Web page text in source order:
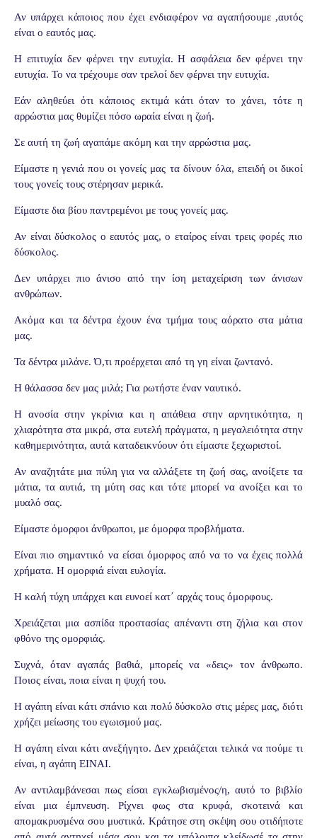
Αν υπάρχει κάποιος που έχει ενδιαφέρον να αγαπήσουμε ,αυτός
είναι ο εαυτός μας.
Η επιτυχία δεν φέρνει την ευτυχία. Η ασφάλεια δεν φέρνει την
ευτυχία. Το να τρέχουμε σαν τρελοί δεν φέρνει την ευτυχία.
Εάν αληθεύει ότι κάποιος εκτιμά κάτι όταν το χάνει, τότε η
αρρώστια μας θυμίζει πόσο ωραία είναι η ζωή.
Σε αυτή τη ζωή αγαπάμε ακόμη και την αρρώστια μας.
Είμαστε η γενιά που οι γονείς μας τα δίνουν όλα, επειδή οι δικοί
τους γονείς τους στέρησαν μερικά.
Είμαστε δια βίου παντρεμένοι με τους γονείς μας.
Αν είναι δύσκολος ο εαυτός μας, ο εταίρος είναι τρεις φορές πιο
δύσκολος.
Δεν υπάρχει πιο άνισο από την ίση μεταχείριση των άνισων
ανθρώπων.
Ακόμα και τα δέντρα έχουν ένα τμήμα τους αόρατο στα μάτια
μας.
Τα δέντρα μιλάνε. Ό,τι προέρχεται από τη γη είναι ζωντανό.
Η θάλασσα δεν μας μιλά; Για ρωτήστε έναν ναυτικό.
Η ανοσία στην γκρίνια και η απάθεια στην αρνητικότητα, η
χλιαρότητα στα μικρά, στα ευτελή πράγματα, η μεγαλειότητα στην
καθημερινότητα, αυτά καταδεικνύουν ότι είμαστε ξεχωριστοί.
Αν αναζητάτε μια πύλη για να αλλάξετε τη ζωή σας, ανοίξετε τα
μάτια, τα αυτιά, τη μύτη σας και τότε μπορεί να ανοίξει και το
μυαλό σας.
Είμαστε όμορφοι άνθρωποι, με όμορφα προβλήματα.
Είναι πιο σημαντικό να είσαι όμορφος από να το να έχεις πολλά
χρήματα. Η ομορφιά είναι ευλογία.
Η καλή τύχη υπάρχει και ευνοεί κατ΄ αρχάς τους όμορφους.
Χρειάζεται μια ασπίδα προστασίας απέναντι στη ζήλια και στον
φθόνο της ομορφιάς.
Συχνά, όταν αγαπάς βαθιά, μπορείς να «δεις» τον άνθρωπο.
Ποιος είναι, ποια είναι η ψυχή του.
Η αγάπη είναι κάτι σπάνιο και πολύ δύσκολο στις μέρες μας, διότι
χρήζει μείωσης του εγωισμού μας.
Η αγάπη είναι κάτι ανεξήγητο. Δεν χρειάζεται τελικά να πούμε τι
είναι, η αγάπη ΕΙΝΑΙ.
Αν αντιλαμβάνεσαι πως είσαι εγκλωβισμένος/η, αυτό το βιβλίο
είναι μια έμπνευση. Ρίχνει φως στα κρυφά, σκοτεινά και
απομακρυσμένα σου μυστικά. Κράτησε στη σκέψη σου οτιδήποτε